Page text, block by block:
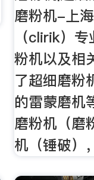
磨粉机-上
（clirik）
粉机以及相
了超细磨粉
的雷蒙磨机
磨粉机（磨
机（锤破）